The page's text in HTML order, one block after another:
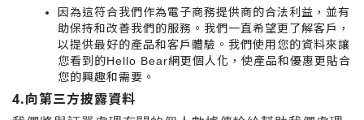
因為這符合我們作為電子商務提供商的合法利益，並有
助保持和改善我們的服務。我們一直希望更了解客戶，
以提供最好的產品和客戶體驗。我們使用您的資料來讓
您看到的Hello Bear網更個人化，使產品和優惠更貼合
您的興趣和需要。
4.向第三方披露資料